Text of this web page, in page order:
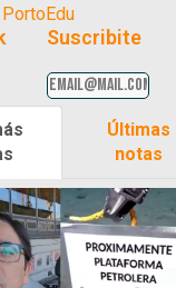
Suscribite
Últimas
notas